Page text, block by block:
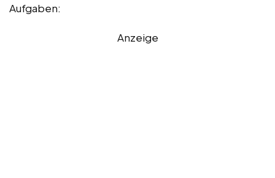
Aufgaben:
Anzeige